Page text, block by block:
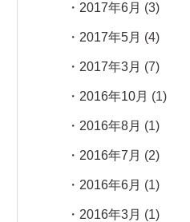
2017年6月 (3)
2017年5月 (4)
2017年3月 (7)
2016年10月 (1)
2016年8月 (1)
2016年7月 (2)
2016年6月 (1)
2016年3月 (1)